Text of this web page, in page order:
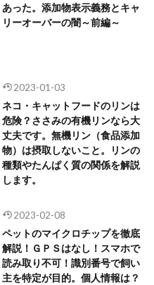
あった。添加物表示義務とキャ
リーオーバーの闇～前編～
2023-01-03
ネコ・キャットフードのリンは
危険？ささみの有機リンなら大
丈夫です。無機リン（食品添加
物）は摂取しないこと。リンの
種類やたんぱく質の関係を解説
します。
2023-02-08
ペットのマイクロチップを徹底
解説！ＧＰＳはなし！スマホで
読み取り不可！識別番号で飼い
主を特定が目的。個人情報は？